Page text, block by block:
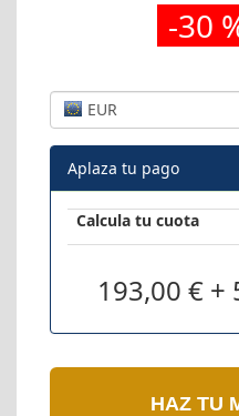
-30
EUR
Aplaza tu pago
Calcula tu cuota
193,00 € +
HAZ TU